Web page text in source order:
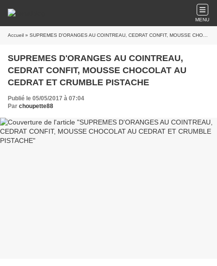
MENU
Accueil » SUPREMES D'ORANGES AU COINTREAU, CEDRAT CONFIT, MOUSSE CHOCOLAT AU CEDRAT ET CRUMBLE PISTACHE
SUPREMES D'ORANGES AU COINTREAU,
CEDRAT CONFIT, MOUSSE CHOCOLAT AU
CEDRAT ET CRUMBLE PISTACHE
Publié le 05/05/2017 à 07:04
Par choupette88